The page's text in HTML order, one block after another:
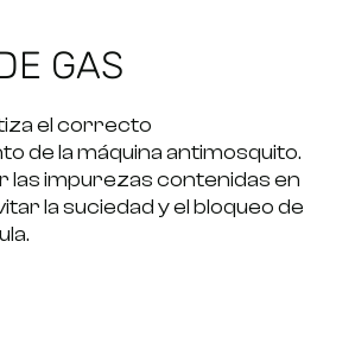
GAS
el correcto
de la máquina antimosquito.
las impurezas contenidas en
la suciedad y el bloqueo de